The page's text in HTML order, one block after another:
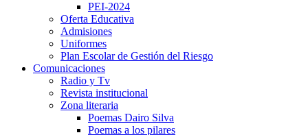
PEI-2024
Oferta Educativa
Admisiones
Uniformes
Plan Escolar de Gestión del Riesgo
Comunicaciones
Radio y Tv
Revista institucional
Zona literaria
Poemas Dairo Silva
Poemas a los pilares